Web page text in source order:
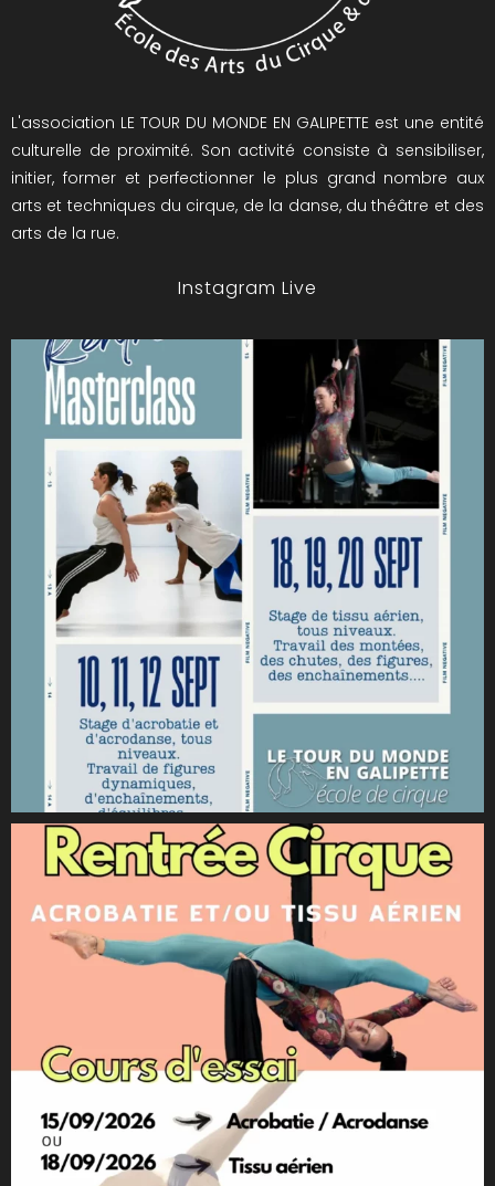
L'association LE TOUR DU MONDE EN GALIPETTE est une entité
culturelle de proximité. Son activité consiste à sensibiliser,
initier, former et perfectionner le plus grand nombre aux
arts et techniques du cirque, de la danse, du théâtre et des
arts de la rue.
Instagram Live